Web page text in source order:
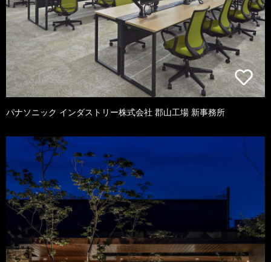
パナソニック インダストリー株式会社 郡山工場 新事務所